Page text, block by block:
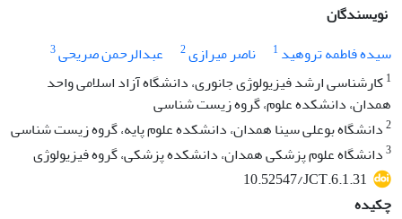
نویسندگان
سیده فاطمه تروهید 1 ناصر میرازی2 عبدالرحمن صریحی3
1کارشناسی ارشد فیزیولوژی جانوری، دانشگاه آزاد اسلامی واحد
همدان، دانشکده علوم‏، گروه زیست شناسی
2دانشگاه بوعلی سینا همدان، دانشکده علوم پایه، گروه زیست شناسی
3دانشگاه علوم پزشکی همدان، دانشکده پزشکی، گروه فیزیولوژی
10.52547/JCT.6.1.31
چکیده